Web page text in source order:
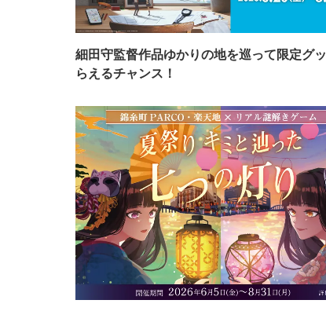
細田守監督作品ゆかりの地を巡って限定グ
らえるチャンス！